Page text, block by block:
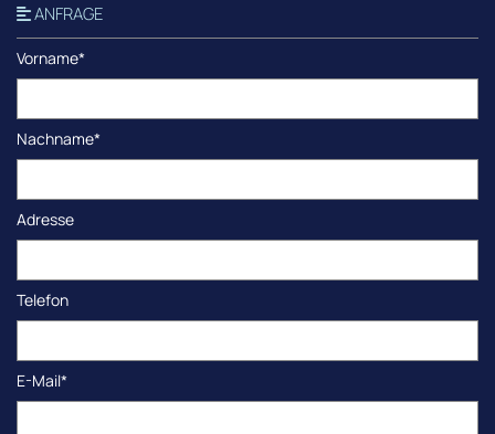
 ANFRAGE
Vorname*
Nachname*
Adresse
Telefon
E-Mail*